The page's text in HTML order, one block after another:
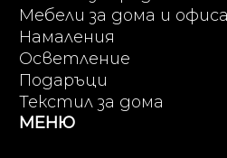
Мебели за дома и офиса
Намаления
Осветление
Подаръци
Текстил за дома
МЕНЮ